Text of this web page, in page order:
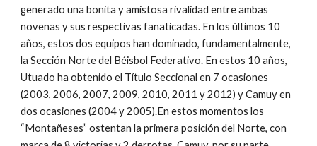
generado una bonita y amistosa rivalidad entre ambas
novenas y sus respectivas fanaticadas. En los últimos 10
años, estos dos equipos han dominado, fundamentalmente,
la Sección Norte del Béisbol Federativo. En estos 10 años,
Utuado ha obtenido el Título Seccional en 7 ocasiones
(2003, 2006, 2007, 2009, 2010, 2011 y 2012) y Camuy en
dos ocasiones (2004 y 2005).En estos momentos los
“Montañeses” ostentan la primera posición del Norte, con